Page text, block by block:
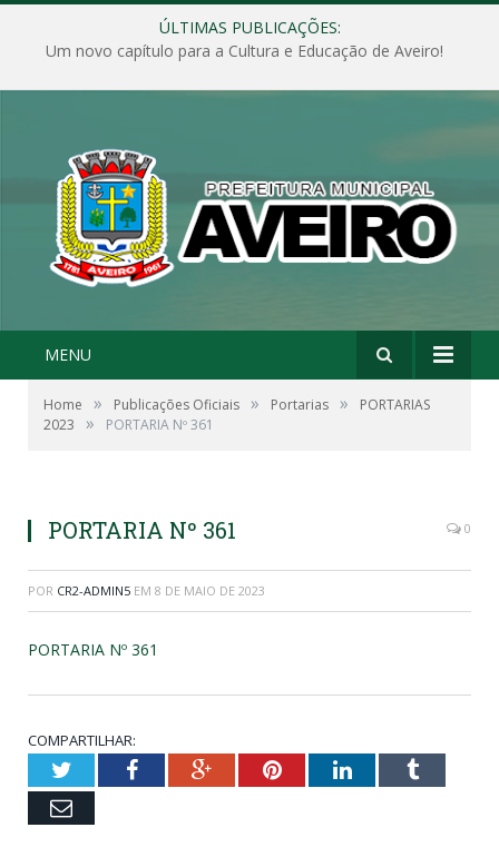
ÚLTIMAS PUBLICAÇÕES:
Um novo capítulo para a Cultura e Educação de Aveiro!
MENU
Home » Publicações Oficiais » Portarias »
PORTARIAS
2023
» PORTARIA Nº 361
PORTARIA Nº 361 0
POR CR2-ADMIN5 EM 8 DE MAIO DE 2023
PORTARIA Nº 361
COMPARTILHAR:
TwitterFacebookGoogle+PinterestLinkedInTumblr
Email